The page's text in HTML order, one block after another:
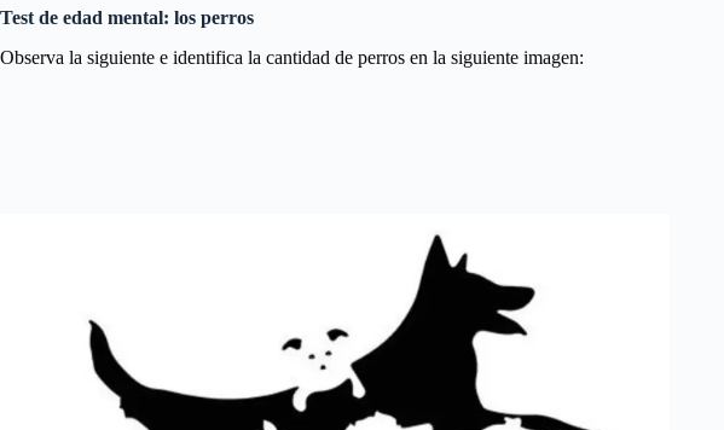
Test de edad mental: los perros
Observa la siguiente e identifica la cantidad de perros en la siguiente imagen: